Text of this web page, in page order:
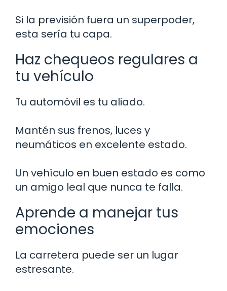
Si la previsión fuera un superpoder,
esta sería tu capa.
Haz chequeos regulares a
tu vehículo
Tu automóvil es tu aliado.
Mantén sus frenos, luces y
neumáticos en excelente estado.
Un vehículo en buen estado es como
un amigo leal que nunca te falla.
Aprende a manejar tus
emociones
La carretera puede ser un lugar
estresante.